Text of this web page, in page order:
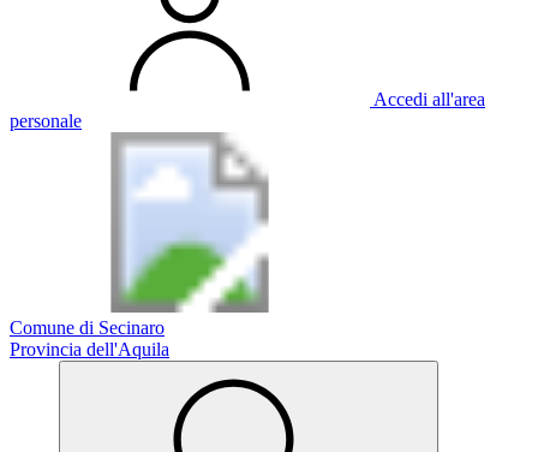
Accedi all'area
personale
Comune di Secinaro
Provincia dell'Aquila